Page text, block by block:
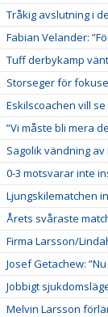
Tråkig avslutning i
Fabian Velander:
Tuff derbykamp
Storseger för
Eskilscoachen vill
”Vi måste bli mera
Sagolik vändning av
0-3 motsvarar inte
Ljungskilematchen
Årets svåraste
Firma Larsson/
Josef Getachew:
Jobbigt
Melvin Larsson